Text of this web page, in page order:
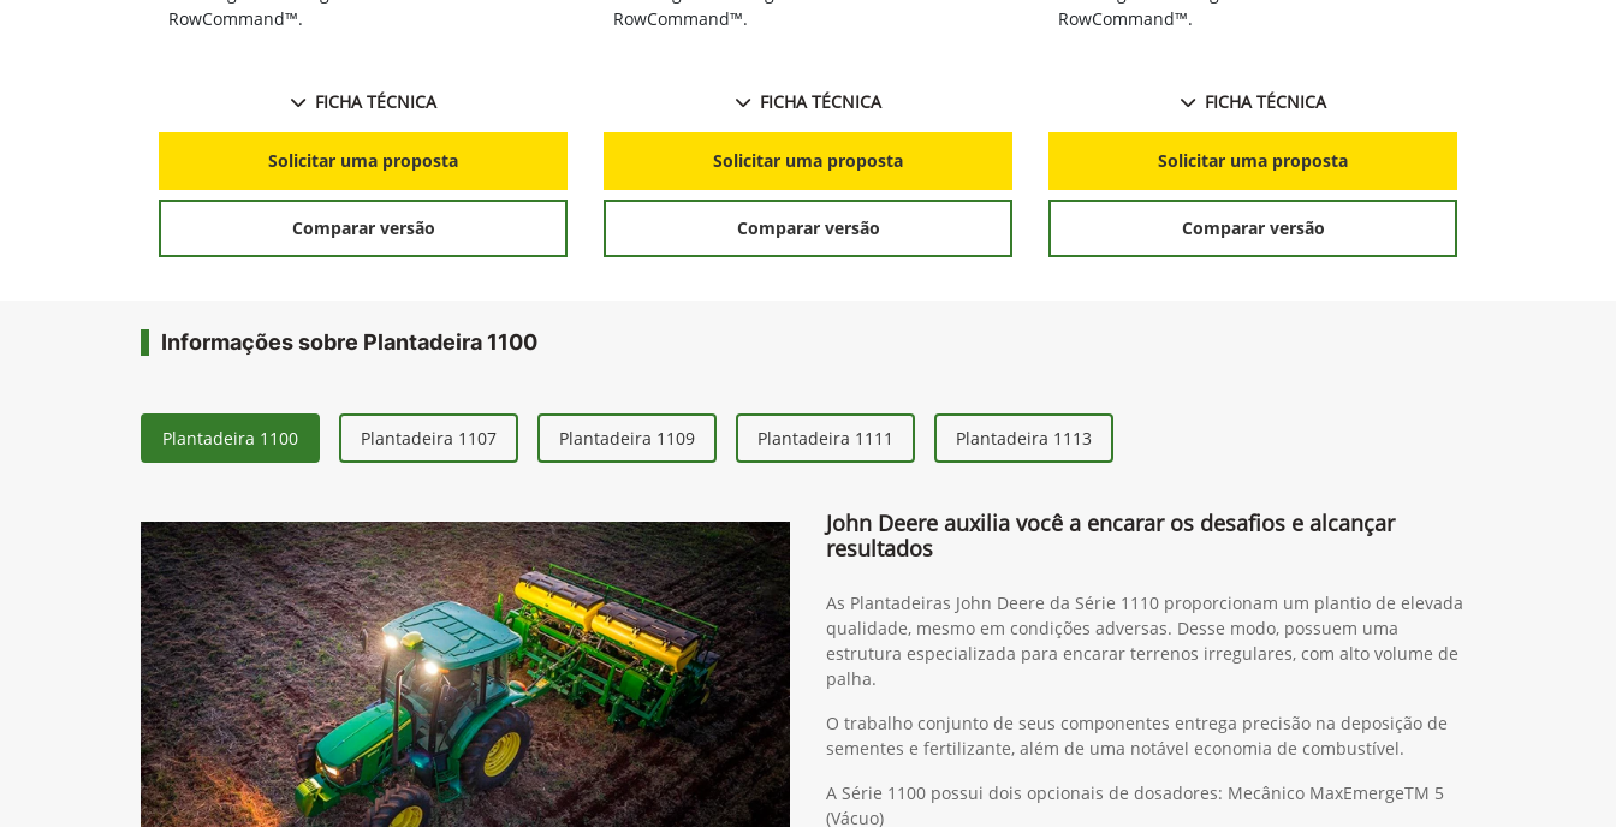
RowCommand™.
FICHA TÉCNICA
Solicitar uma proposta
Comparar versão
RowCommand™.
FICHA TÉCNICA
Solicitar uma proposta
Comparar versão
RowCommand™.
FICHA TÉCNICA
Solicitar uma proposta
Comparar versão
Informações sobre Plantadeira 1100
Plantadeira 1100 Plantadeira 1107 Plantadeira 1109 Plantadeira 1111 Plantadeira 1113
John Deere auxilia você a encarar os desafios e alcançar
resultados
As Plantadeiras John Deere da Série 1110 proporcionam um plantio de elevada
qualidade, mesmo em condições adversas. Desse modo, possuem uma
estrutura especializada para encarar terrenos irregulares, com alto volume de
palha.
O trabalho conjunto de seus componentes entrega precisão na deposição de
sementes e fertilizante, além de uma notável economia de combustível.
A Série 1100 possui dois opcionais de dosadores: Mecânico MaxEmergeTM 5
(Vácuo)